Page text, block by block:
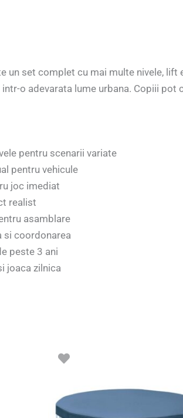
un set complet cu mai multe nivele,
o adevarata lume urbana. Copiii
pentru scenarii variate
pentru vehicule
joc imediat
realist
asamblare
si coordonarea
peste 3 ani
joaca zilnica